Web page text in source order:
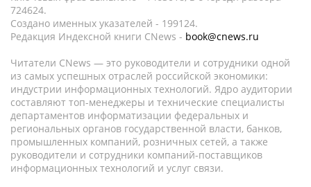
724624.
Создано именных указателей - 199124.
Редакция Индексной книги CNews - book@cnews.ru
Читатели CNews — это руководители и сотрудники одной
из самых успешных отраслей российской экономики:
индустрии информационных технологий. Ядро аудитории
составляют топ-менеджеры и технические специалисты
департаментов информатизации федеральных и
региональных органов государственной власти, банков,
промышленных компаний, розничных сетей, а также
руководители и сотрудники компаний-поставщиков
информационных технологий и услуг связи.